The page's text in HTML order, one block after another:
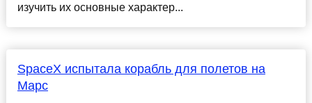
изучить их основные характер...
SpaceX испытала корабль для полетов на
Марс